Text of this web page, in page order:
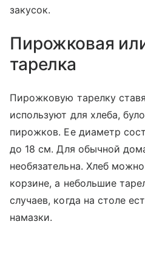
закусок.
Пирожковая
тарелка
Пирожковую тарелку
используют для хлеба,
пирожков. Ее диаметр
до 18 см. Для обычной
необязательна. Хлеб
корзине, а небольшие
случаев, когда на столе
намазки.